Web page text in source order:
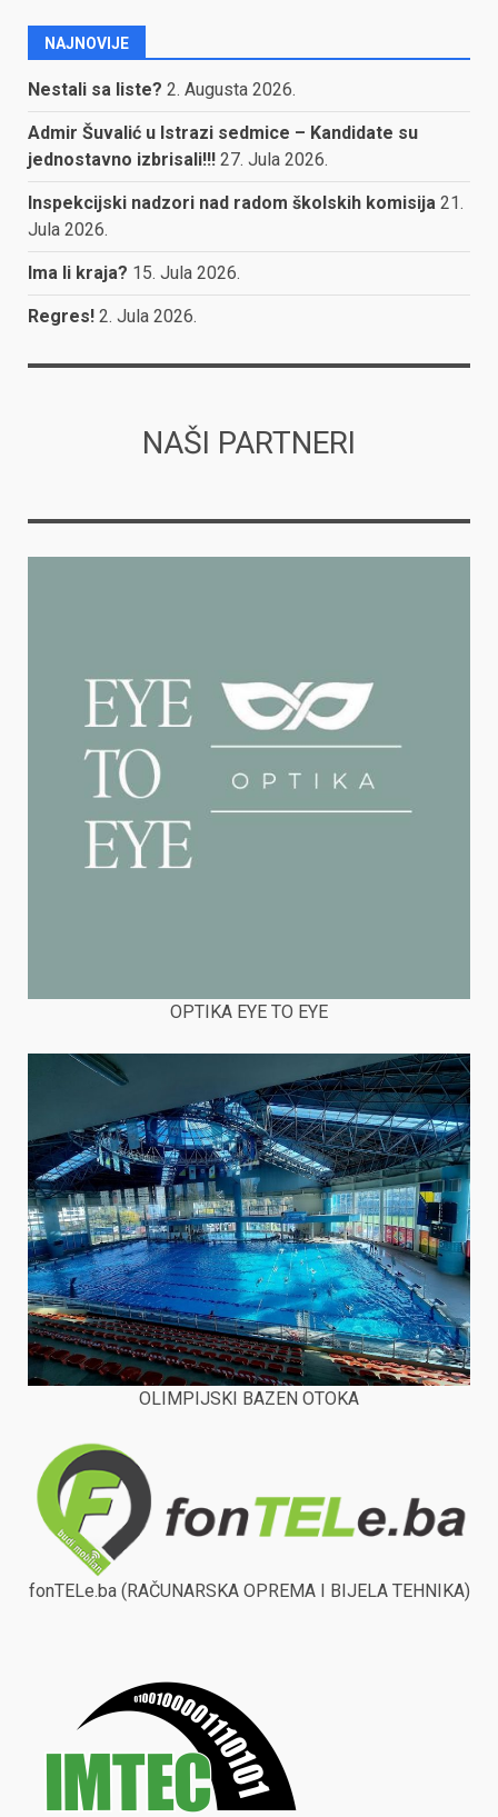
NAJNOVIJE
Nestali sa liste? 2. Augusta 2026.
Admir Šuvalić u Istrazi sedmice – Kandidate su
jednostavno izbrisali!!! 27. Jula 2026.
Inspekcijski nadzori nad radom školskih komisija 21.
Jula 2026.
Ima li kraja? 15. Jula 2026.
Regres! 2. Jula 2026.
NAŠI PARTNERI
OPTIKA EYE TO EYE
OLIMPIJSKI BAZEN OTOKA
fonTELe.ba (RAČUNARSKA OPREMA I BIJELA TEHNIKA)